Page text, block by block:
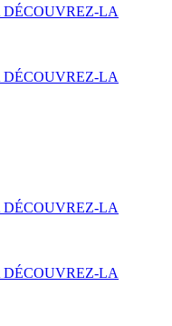
DÉCOUVREZ-LA
DÉCOUVREZ-LA
DÉCOUVREZ-LA
DÉCOUVREZ-LA